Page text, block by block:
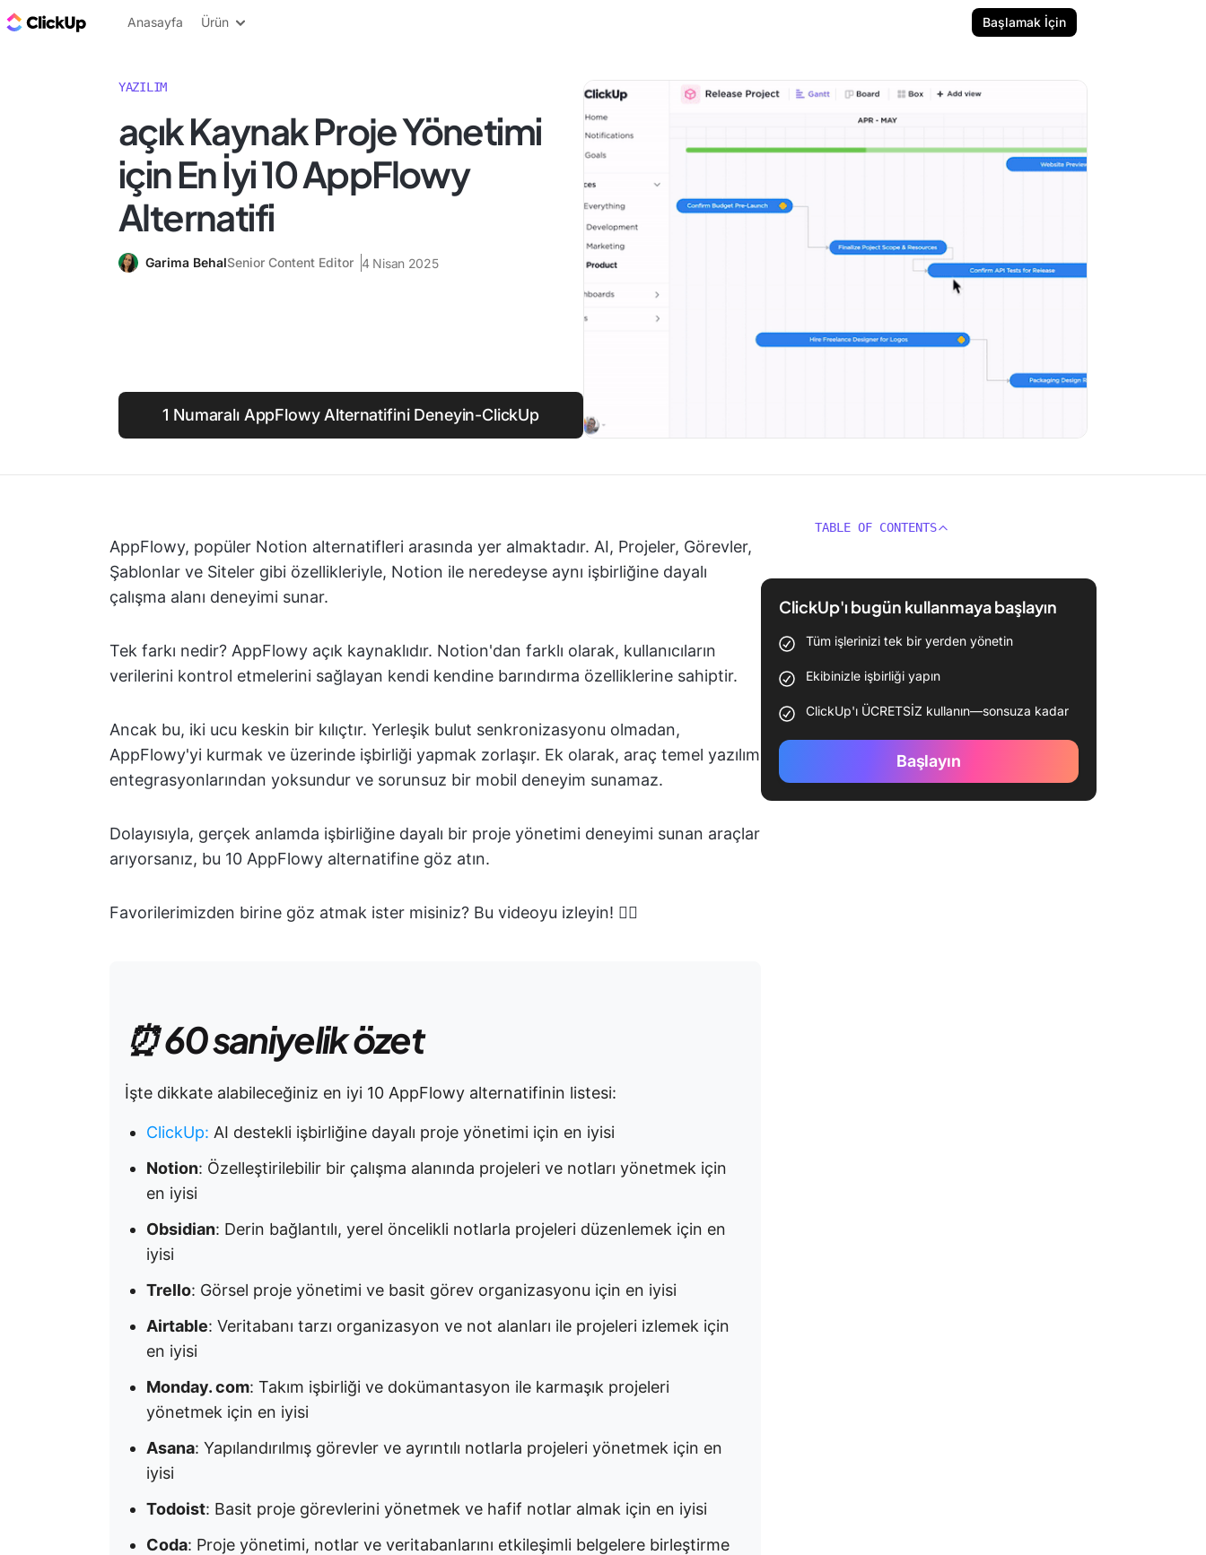
ClickUp Blog
Anasayfa Ürün Başlamak İçin
YAZILIM
açık Kaynak Proje Yönetimi
için En İyi 10 AppFlowy
Alternatifi
Garima BehalSenior Content Editor 4 Nisan 2025
1 Numaralı AppFlowy Alternatifini Deneyin-ClickUp
AppFlowy, popüler Notion alternatifleri arasında yer almaktadır. AI, Projeler, Görevler,
Şablonlar ve Siteler gibi özellikleriyle, Notion ile neredeyse aynı işbirliğine dayalı
çalışma alanı deneyimi sunar.
Tek farkı nedir? AppFlowy açık kaynaklıdır. Notion'dan farklı olarak, kullanıcıların
verilerini kontrol etmelerini sağlayan kendi kendine barındırma özelliklerine sahiptir.
Ancak bu, iki ucu keskin bir kılıçtır. Yerleşik bulut senkronizasyonu olmadan,
AppFlowy'yi kurmak ve üzerinde işbirliği yapmak zorlaşır. Ek olarak, araç temel yazılım
entegrasyonlarından yoksundur ve sorunsuz bir mobil deneyim sunamaz.
Dolayısıyla, gerçek anlamda işbirliğine dayalı bir proje yönetimi deneyimi sunan araçlar
arıyorsanız, bu 10 AppFlowy alternatifine göz atın.
Favorilerimizden birine göz atmak ister misiniz? Bu videoyu izleyin! 👇🏻
⏰ 60 saniyelik özet
İşte dikkate alabileceğiniz en iyi 10 AppFlowy alternatifinin listesi:
ClickUp: AI destekli işbirliğine dayalı proje yönetimi için en iyisi
Notion: Özelleştirilebilir bir çalışma alanında projeleri ve notları yönetmek için
en iyisi
Obsidian: Derin bağlantılı, yerel öncelikli notlarla projeleri düzenlemek için en
iyisi
Trello: Görsel proje yönetimi ve basit görev organizasyonu için en iyisi
Airtable: Veritabanı tarzı organizasyon ve not alanları ile projeleri izlemek için
en iyisi
Monday. com: Takım işbirliği ve dokümantasyon ile karmaşık projeleri
yönetmek için en iyisi
Asana: Yapılandırılmış görevler ve ayrıntılı notlarla projeleri yönetmek için en
iyisi
Todoist: Basit proje görevlerini yönetmek ve hafif notlar almak için en iyisi
Coda: Proje yönetimi, notlar ve veritabanlarını etkileşimli belgelere birleştirme
TABLE OF CONTENTS
ClickUp'ı bugün kullanmaya başlayın
Tüm işlerinizi tek bir yerden yönetin
Ekibinizle işbirliği yapın
ClickUp'ı ÜCRETSİZ kullanın—sonsuza kadar
Başlayın